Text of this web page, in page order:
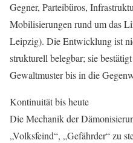
Gegner, Parteibüros,
Mobilisierungen rund um das
Leipzig). Die Entwicklung ist
strukturell belegbar; sie
Gewaltmuster bis in die
Kontinuität bis heute
Die Mechanik der
„Volksfeind“, „Gefährder“ zu